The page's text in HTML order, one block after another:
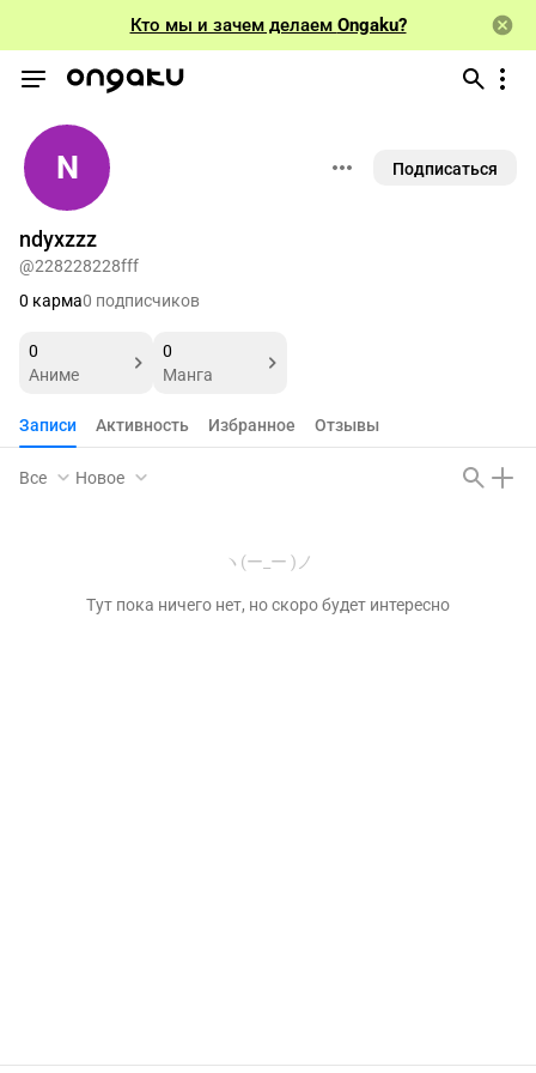
Кто мы и зачем делаем Ongaku?
N
ndyxzzz
Подписаться
@228228228fff
0 карма0 подписчиков
0
Аниме
0
Манга
Записи Активность Избранное Отзывы
Все Новое
ヽ(ー_ー )ノ
Тут пока ничего нет, но скоро будет интересно